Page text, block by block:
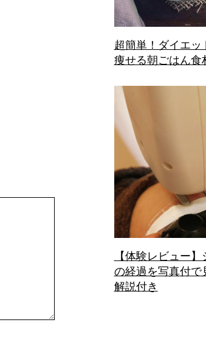
超簡単！ダイエッ
痩せる朝ごはん食
【体験レビュー
の経過を写真付で
解説付き